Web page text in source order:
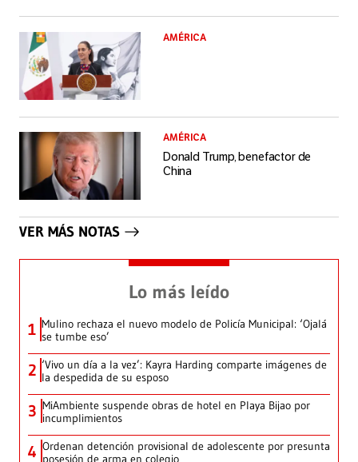
AMÉRICA
AMÉRICA
Donald Trump, benefactor de
China
VER MÁS NOTAS
Lo más leído
1 Mulino rechaza el nuevo modelo de Policía Municipal: ‘Ojalá
se tumbe eso’
2 ‘Vivo un día a la vez’: Kayra Harding comparte imágenes de
la despedida de su esposo
3 MiAmbiente suspende obras de hotel en Playa Bijao por
incumplimientos
4 Ordenan detención provisional de adolescente por presunta